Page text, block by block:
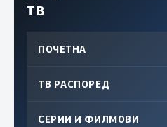
ТВ
ПОЧЕТНА
ТВ РАСПОРЕД
СЕРИИ И ФИЛМОВИ